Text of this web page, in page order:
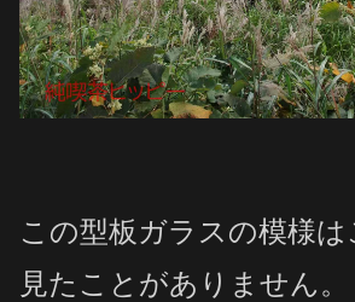
この型板ガラスの模様
見たことがありません。